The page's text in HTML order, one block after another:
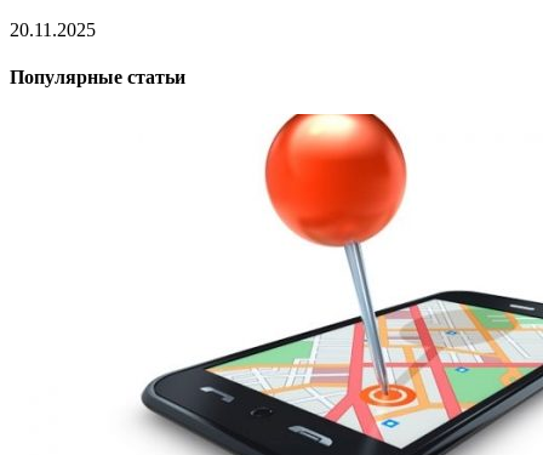
20.11.2025
Популярные статьи